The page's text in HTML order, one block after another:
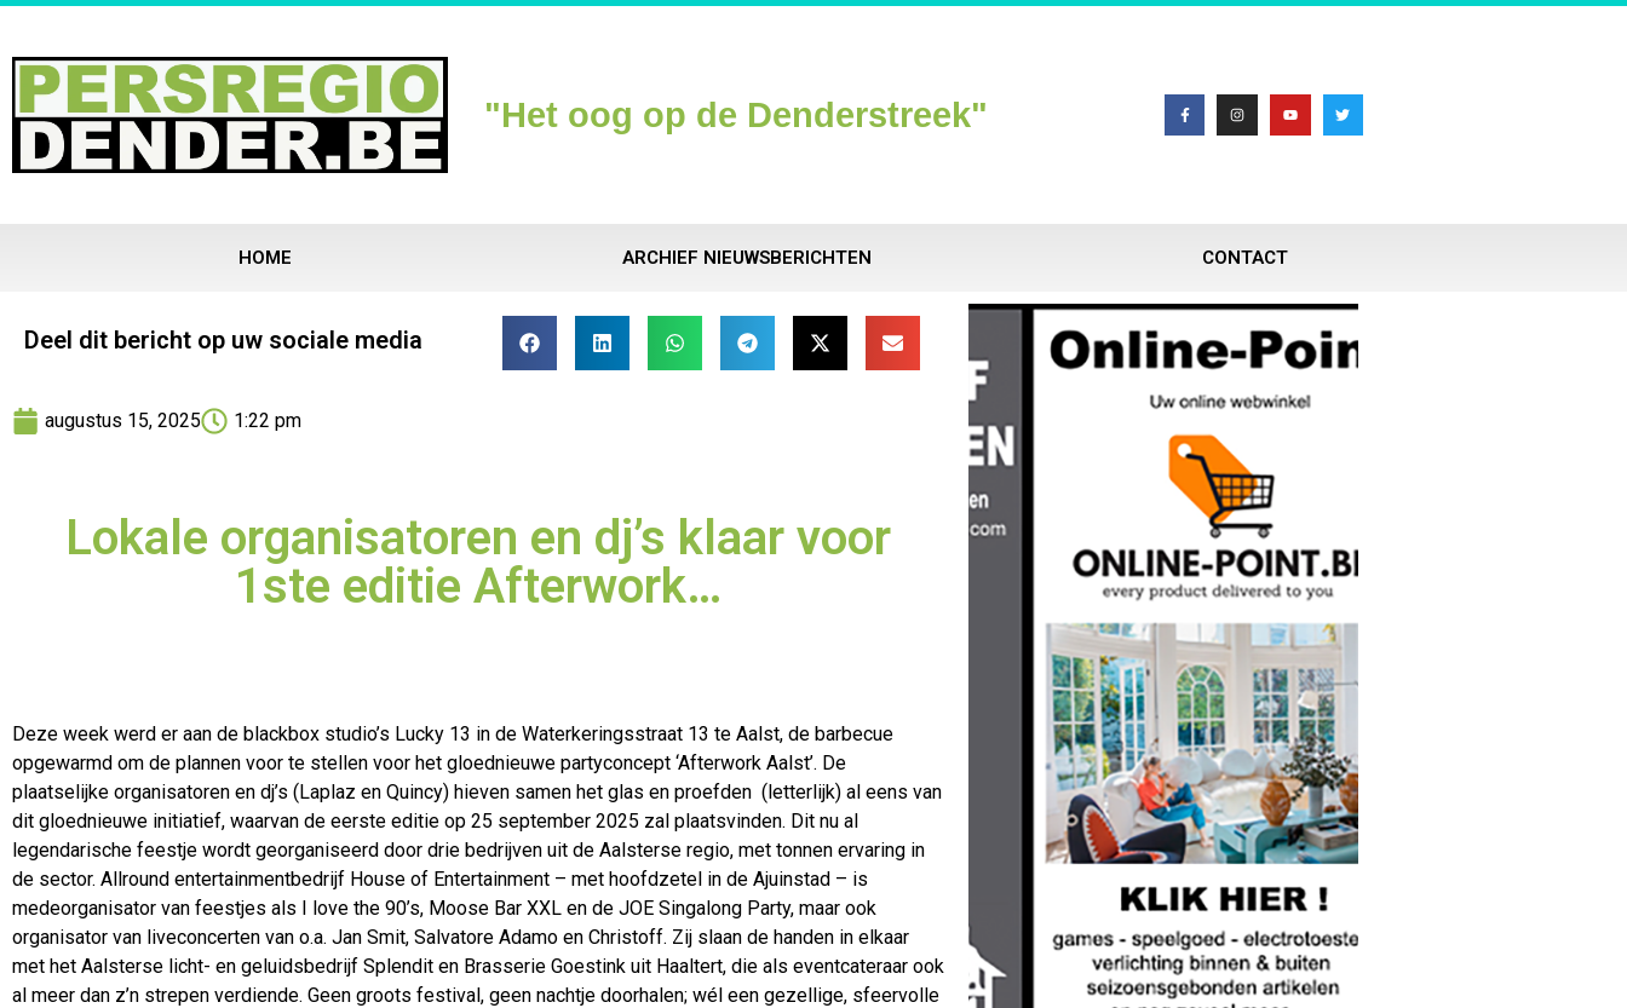
"Het oog op de Denderstreek"
HOME ARCHIEF NIEUWSBERICHTEN CONTACT
Deel dit bericht op uw sociale media
augustus 15, 2025 1:22 pm
Lokale organisatoren en dj’s klaar voor
1ste editie Afterwork…
Deze week werd er aan de blackbox studio’s Lucky 13 in de Waterkeringsstraat 13 te Aalst, de barbecue
opgewarmd om de plannen voor te stellen voor het gloednieuwe partyconcept ‘Afterwork Aalst’. De
plaatselijke organisatoren en dj’s (Laplaz en Quincy) hieven samen het glas en proefden (letterlijk) al eens van
dit gloednieuwe initiatief, waarvan de eerste editie op 25 september 2025 zal plaatsvinden. Dit nu al
legendarische feestje wordt georganiseerd door drie bedrijven uit de Aalsterse regio, met tonnen ervaring in
de sector. Allround entertainmentbedrijf House of Entertainment – met hoofdzetel in de Ajuinstad – is
medeorganisator van feestjes als I love the 90’s, Moose Bar XXL en de JOE Singalong Party, maar ook
organisator van liveconcerten van o.a. Jan Smit, Salvatore Adamo en Christoff. Zij slaan de handen in elkaar
met het Aalsterse licht- en geluidsbedrijf Splendit en Brasserie Goestink uit Haaltert, die als eventcateraar ook
al meer dan z’n strepen verdiende. Geen groots festival, geen nachtje doorhalen; wél een gezellige, sfeervolle